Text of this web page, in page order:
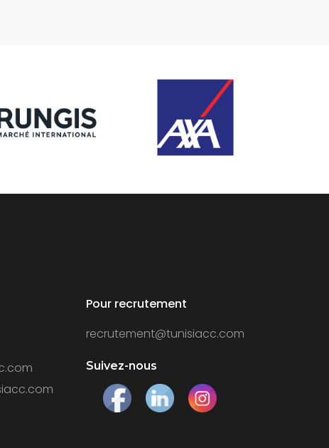
Pour recrutement
recrutement@tunisiacc.com
Suivez-nous